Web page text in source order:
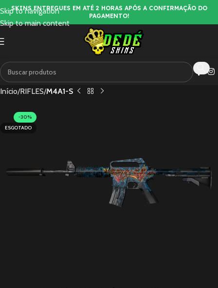
Skip to navigation
Skip to main content
SKINS ENTREGUES EM ATÉ 2 HORAS APÓS A CONFIRMAÇÃO DO
PAGAMENTO!
Início RIFLES M4A1-S
-30%
ESGOTADO